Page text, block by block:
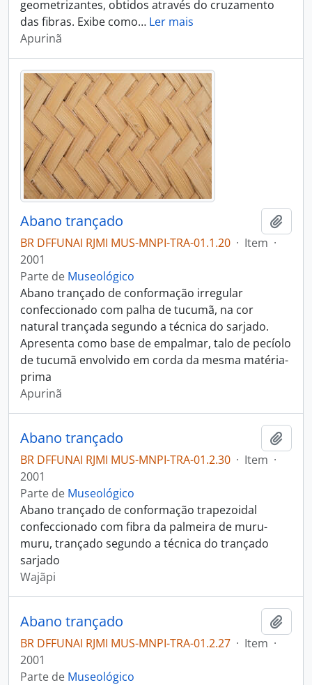
geometrizantes, obtidos através do cruzamento
das fibras. Exibe como… Ler mais
Apurinã
Abano trançado
BR DFFUNAI RJMI MUS-MNPI-TRA-01.1.20 · Item ·
2001
Parte de Museológico
Abano trançado de conformação irregular
confeccionado com palha de tucumã, na cor
natural trançada segundo a técnica do sarjado.
Apresenta como base de empalmar, talo de pecíolo
de tucumã envolvido em corda da mesma matéria-
prima
Apurinã
Abano trançado
BR DFFUNAI RJMI MUS-MNPI-TRA-01.2.30 · Item ·
2001
Parte de Museológico
Abano trançado de conformação trapezoidal
confeccionado com fibra da palmeira de muru-
muru, trançado segundo a técnica do trançado
sarjado
Wajãpi
Abano trançado
BR DFFUNAI RJMI MUS-MNPI-TRA-01.2.27 · Item ·
2001
Parte de Museológico